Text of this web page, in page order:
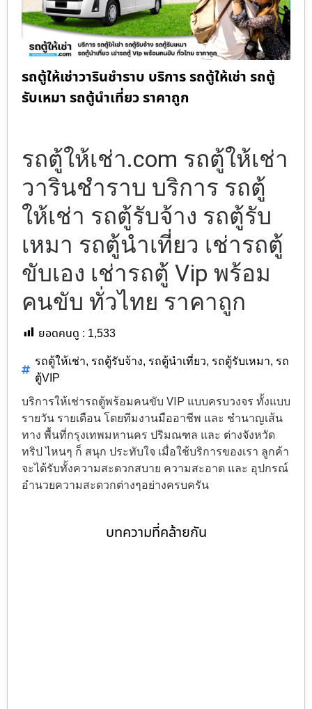
รถตู้ให้เช่าวารินชำราบ บริการ รถตู้ให้เช่า รถตู้
รับเหมา รถตู้นำเที่ยว ราคาถูก
รถตู้ให้เช่า.com รถตู้ให้เช่า
วารินชำราบ บริการ รถตู้
ให้เช่า รถตู้รับจ้าง รถตู้รับ
เหมา รถตู้นำเที่ยว เช่ารถตู้
ขับเอง เช่ารถตู้ Vip พร้อม
คนขับ ทั่วไทย ราคาถูก
ยอดคนดู : 1,533
รถตู้ให้เช่า, รถตู้รับจ้าง, รถตู้นำเที่ยว, รถตู้รับเหมา, รถ
ตู้VIP
บริการให้เช่ารถตู้พร้อมคนขับ VIP แบบครบวงจร ทั้งแบบ
รายวัน รายเดือน โดยทีมงานมืออาชีพ และ ชำนาญเส้น
ทาง พื้นที่กรุงเทพมหานคร ปริมณฑล และ ต่างจังหวัด
ทริป ไหนๆ ก็ สนุก ประทับใจ เมื่อใช้บริการของเรา ลูกค้า
จะได้รับทั้งความสะดวกสบาย ความสะอาด และ อุปกรณ์
อำนวยความสะดวกต่างๆอย่างครบครัน
บทความที่คล้ายกัน